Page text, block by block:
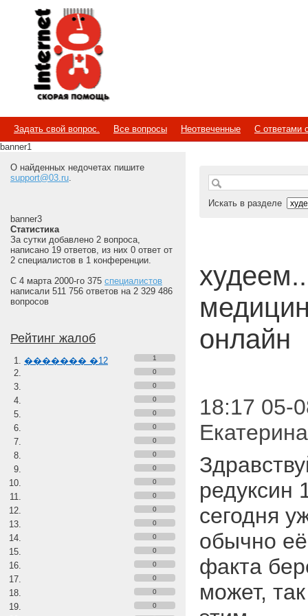
Internet
Скорая помощь
Задать свой вопрос. Все вопросы Неотвеченные
С ответами
banner1
О найденных недочетах пишите
support@03.ru.
banner3
Статистика
За сутки добавлено 2 вопроса,
написано 19 ответов, из них 0 ответ от
2 специалистов в 1 конференции.
С 4 марта 2000-го 375 специалистов
написали 511 756 ответов на 2 329 486
вопросов
Рейтинг жалоб
������� �12
1
0
0
0
0
0
0
0
0
0
0
0
0
0
0
0
0
0
0
Искать в разделе
онлайн
18:17 05-
редуксин
сегодня
обычно
факта
может,